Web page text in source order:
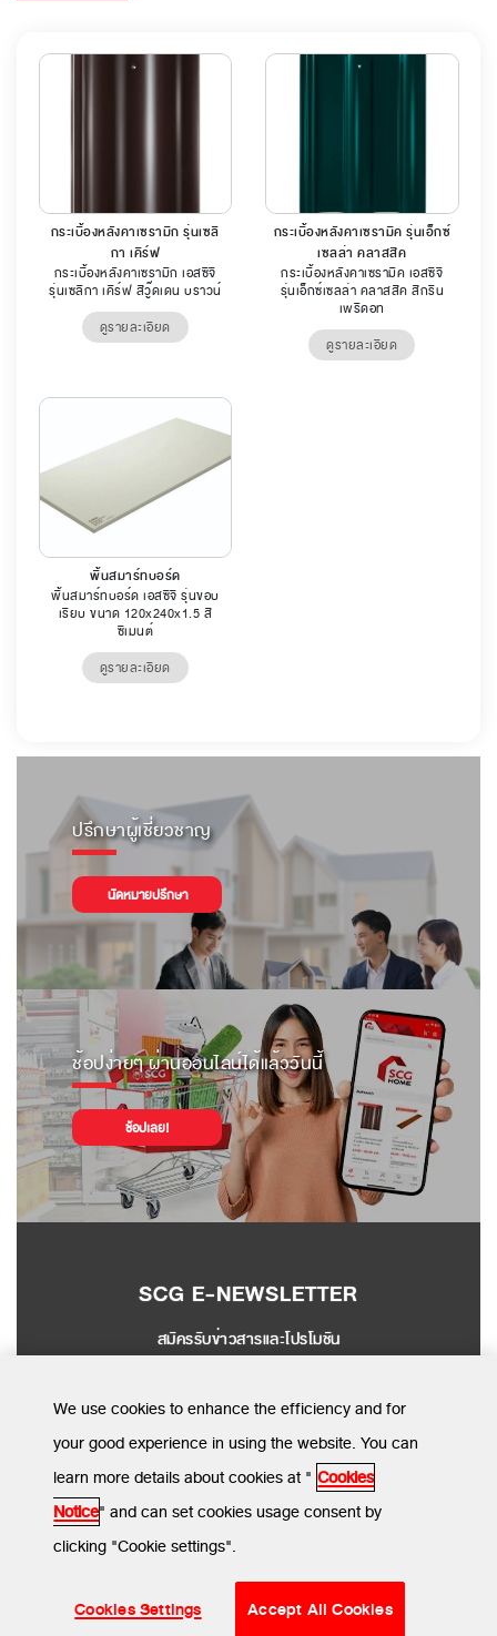
กระเบื้องหลังคาเซรามิก รุ่นเซลิ
กา เคิร์ฟ
กระเบื้องหลังคาเซรามิก เอสซีจี
รุ่นเซลิกา เคิร์ฟ สีวู๊ดเดน บราวน์
ดูรายละเอียด
กระเบื้องหลังคาเซรามิค รุ่นเอ็กซ์
เซลล่า คลาสสิค
กระเบื้องหลังคาเซรามิค เอสซีจี
รุ่นเอ็กซ์เซลล่า คลาสสิค สีกรีน
เพริดอท
ดูรายละเอียด
พื้นสมาร์ทบอร์ด
พื้นสมาร์ทบอร์ด เอสซีจี รุ่นขอบ
เรียบ ขนาด 120x240x1.5 สี
ซีเมนต์
ดูรายละเอียด
ปรึกษาผู้เชี่ยวชาญ
นัดหมายปรึกษา
ช้อปง่ายๆ ผ่านออนไลน์ได้แล้ววันนี้
ช้อปเลย!
SCG E-NEWSLETTER
สมัครรับข่าวสารและโปรโมชัน
SEND
© SCG CBM 2024. All Rights Reserved.
ข้อกำหนดและเงื่อนไข
นโยบายการใช้คุกกี้
We use cookies to enhance the efficiency and for
your good experience in using the website. You can
learn more details about cookies at " Cookies
Notice" and can set cookies usage consent by
clicking "Cookie settings".
Cookies Settings Accept All Cookies